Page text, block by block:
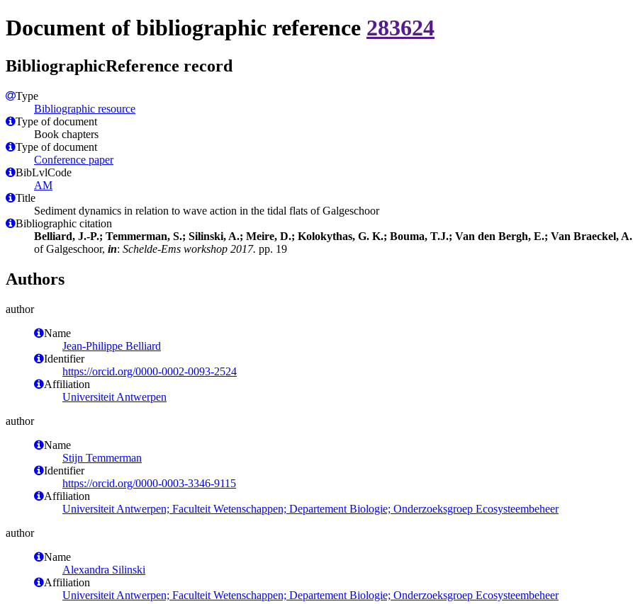
Document of bibliographic reference 283624
BibliographicReference record
Type
Bibliographic resource
Type of document
Book chapters
Type of document
Conference paper
BibLvlCode
AM
Title
Sediment dynamics in relation to wave action in the tidal flats of Galgeschoor
Bibliographic citation
Belliard, J.-P.; Temmerman, S.; Silinski, A.; Meire, D.; Kolokythas, G. K.; Bouma, T.J.; Van den Bergh, E.; Van Braeckel, A.
of Galgeschoor, in: Schelde-Ems workshop 2017. pp. 19
Authors
author
Name
Jean-Philippe Belliard
Identifier
https://orcid.org/0000-0002-0093-2524
Affiliation
Universiteit Antwerpen
author
Name
Stijn Temmerman
Identifier
https://orcid.org/0000-0003-3346-9115
Affiliation
Universiteit Antwerpen; Faculteit Wetenschappen; Departement Biologie; Onderzoeksgroep Ecosysteembeheer
author
Name
Alexandra Silinski
Affiliation
Universiteit Antwerpen; Faculteit Wetenschappen; Departement Biologie; Onderzoeksgroep Ecosysteembeheer